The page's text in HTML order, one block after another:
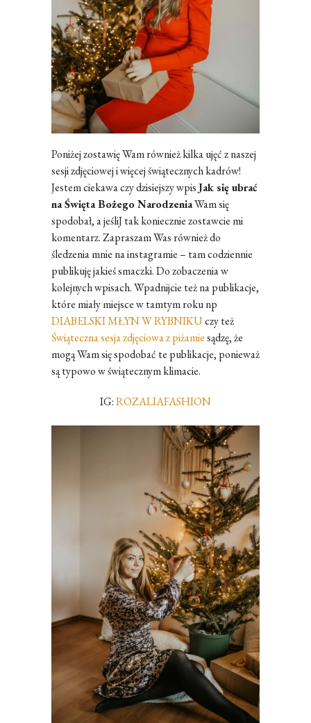
Poniżej zostawię Wam również kilka ujęć z naszej
sesji zdjęciowej i więcej świątecznych kadrów!
Jestem ciekawa czy dzisiejszy wpisJak się ubrać
na Święta Bożego NarodzeniaWam się
spodobał, a jeśliJ tak koniecznie zostawcie mi
komentarz. Zapraszam Was również do
śledzenia mnie na instagramie – tam codziennie
publikuję jakieś smaczki. Do zobaczenia w
kolejnych wpisach. Wpadnijcie też na publikacje,
które miały miejsce w tamtym roku np
DIABELSKI MŁYN W RYBNIKUczy też
Świąteczna sesja zdjęciowa z piżamiesądzę, że
mogą Wam się spodobać te publikacje, ponieważ
są typowo w świątecznym klimacie.
IG:ROZALIAFASHION